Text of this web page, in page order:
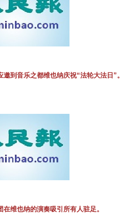
到音乐之都维也纳庆祝“法轮大法日”。
维也纳的演奏吸引所有人驻足。